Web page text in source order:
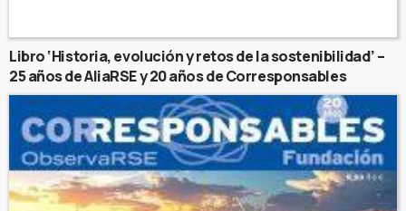
Libro ‘Historia, evolución y retos de la sostenibilidad’ –
25 años de AliaRSE y 20 años de Corresponsables